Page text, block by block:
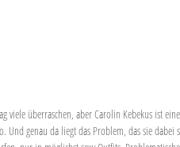
viele überraschen, aber Carolin Kebekus ist
Und genau da liegt das Problem, das sie